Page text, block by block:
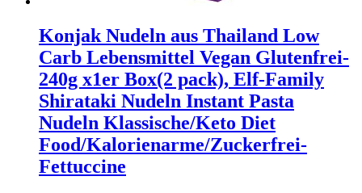
Konjak Nudeln aus Thailand Low
Carb Lebensmittel Vegan Glutenfrei-
240g x1er Box(2 pack), Elf-Family
Shirataki Nudeln Instant Pasta
Nudeln Klassische/Keto Diet
Food/Kalorienarme/Zuckerfrei-
Fettuccine